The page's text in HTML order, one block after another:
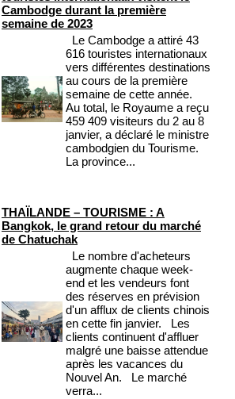
Cambodge durant la première
semaine de 2023
Le Cambodge a attiré 43
616 touristes internationaux
vers différentes destinations
au cours de la première
semaine de cette année.
Au total, le Royaume a reçu
459 409 visiteurs du 2 au 8
janvier, a déclaré le ministre
cambodgien du Tourisme.
La province...
THAÏLANDE – TOURISME : A
Bangkok, le grand retour du marché
de Chatuchak
Le nombre d'acheteurs
augmente chaque week-
end et les vendeurs font
des réserves en prévision
d'un afflux de clients chinois
en cette fin janvier. Les
clients continuent d'affluer
malgré une baisse attendue
après les vacances du
Nouvel An. Le marché
verra...